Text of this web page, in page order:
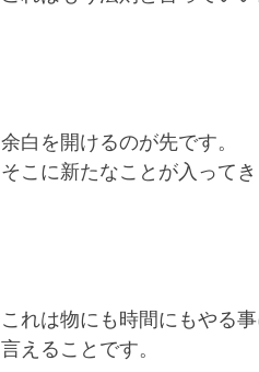
余白を開けるのが先です。
そこに新たなことが入ってき
これは物にも時間にもやる事
言えることです。